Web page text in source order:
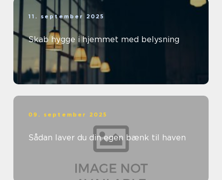
11. september 2025
Skab hygge i hjemmet med belysning
09. september 2025
Sådan laver du din egen bænk til haven